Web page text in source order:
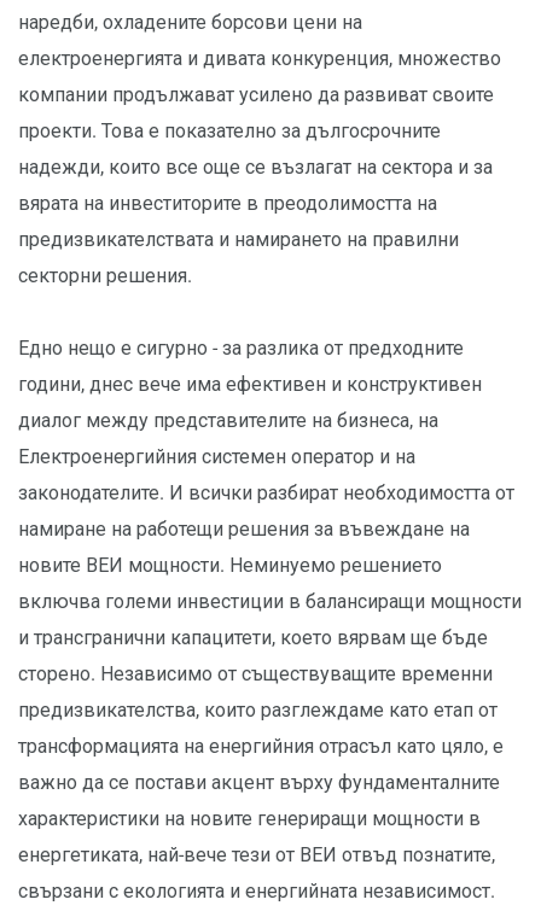
наредби, охладените борсови цени на
електроенергията и дивата конкуренция, множество
компании продължават усилено да развиват своите
проекти. Това е показателно за дългосрочните
надежди, които все още се възлагат на сектора и за
вярата на инвеститорите в преодолимостта на
предизвикателствата и намирането на правилни
секторни решения.
Едно нещо е сигурно - за разлика от предходните
години, днес вече има ефективен и конструктивен
диалог между представителите на бизнеса, на
Електроенергийния системен оператор и на
законодателите. И всички разбират необходимостта от
намиране на работещи решения за въвеждане на
новите ВЕИ мощности. Неминуемо решението
включва големи инвестиции в балансиращи мощности
и трансгранични капацитети, което вярвам ще бъде
сторено. Независимо от съществуващите временни
предизвикателства, които разглеждаме като етап от
трансформацията на енергийния отрасъл като цяло, е
важно да се постави акцент върху фундаменталните
характеристики на новите генериращи мощности в
енергетиката, най-вече тези от ВЕИ отвъд познатите,
свързани с екологията и енергийната независимост.